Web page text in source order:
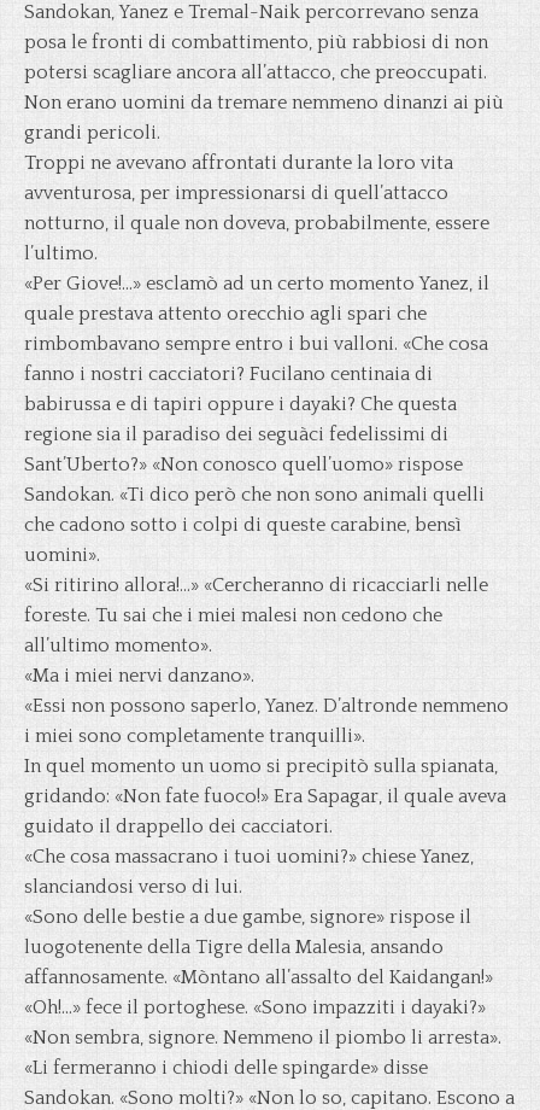
Sandokan, Yanez e Tremal-Naik percorrevano senza
posa le fronti di combattimento, più rabbiosi di non
potersi scagliare ancora all’attacco, che preoccupati.
Non erano uomini da tremare nemmeno dinanzi ai più
grandi pericoli.
Troppi ne avevano affrontati durante la loro vita
avventurosa, per impressionarsi di quell’attacco
notturno, il quale non doveva, probabilmente, essere
l’ultimo.
«Per Giove!…» esclamò ad un certo momento Yanez, il
quale prestava attento orecchio agli spari che
rimbombavano sempre entro i bui valloni. «Che cosa
fanno i nostri cacciatori? Fucilano centinaia di
babirussa e di tapiri oppure i dayaki? Che questa
regione sia il paradiso dei seguàci fedelissimi di
Sant’Uberto?» «Non conosco quell’uomo» rispose
Sandokan. «Ti dico però che non sono animali quelli
che cadono sotto i colpi di queste carabine, bensì
uomini».
«Si ritirino allora!…» «Cercheranno di ricacciarli nelle
foreste. Tu sai che i miei malesi non cedono che
all’ultimo momento».
«Ma i miei nervi danzano».
«Essi non possono saperlo, Yanez. D’altronde nemmeno
i miei sono completamente tranquilli».
In quel momento un uomo si precipitò sulla spianata,
gridando: «Non fate fuoco!» Era Sapagar, il quale aveva
guidato il drappello dei cacciatori.
«Che cosa massacrano i tuoi uomini?» chiese Yanez,
slanciandosi verso di lui.
«Sono delle bestie a due gambe, signore» rispose il
luogotenente della Tigre della Malesia, ansando
affannosamente. «Mòntano all’assalto del Kaidangan!»
«Oh!…» fece il portoghese. «Sono impazziti i dayaki?»
«Non sembra, signore. Nemmeno il piombo li arresta».
«Li fermeranno i chiodi delle spingarde» disse
Sandokan. «Sono molti?» «Non lo so, capitano. Escono a